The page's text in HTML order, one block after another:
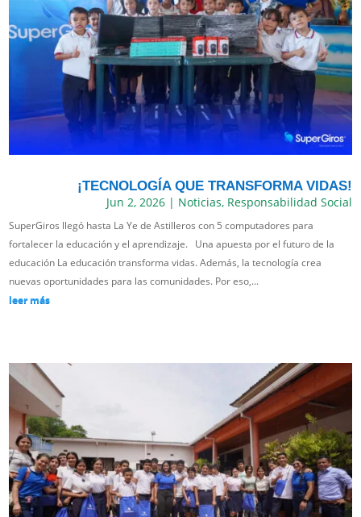
¡TECNOLOGÍA QUE TRANSFORMA VIDAS!
Jun 2, 2026| Noticias, Responsabilidad Social
SuperGiros llegó hasta La Ye de Astilleros con 5 computadores para
fortalecer la educación y el aprendizaje. Una apuesta por el futuro de la
educación La educación transforma vidas. Además, la tecnología crea
nuevas oportunidades para las comunidades. Por eso,...
leer más